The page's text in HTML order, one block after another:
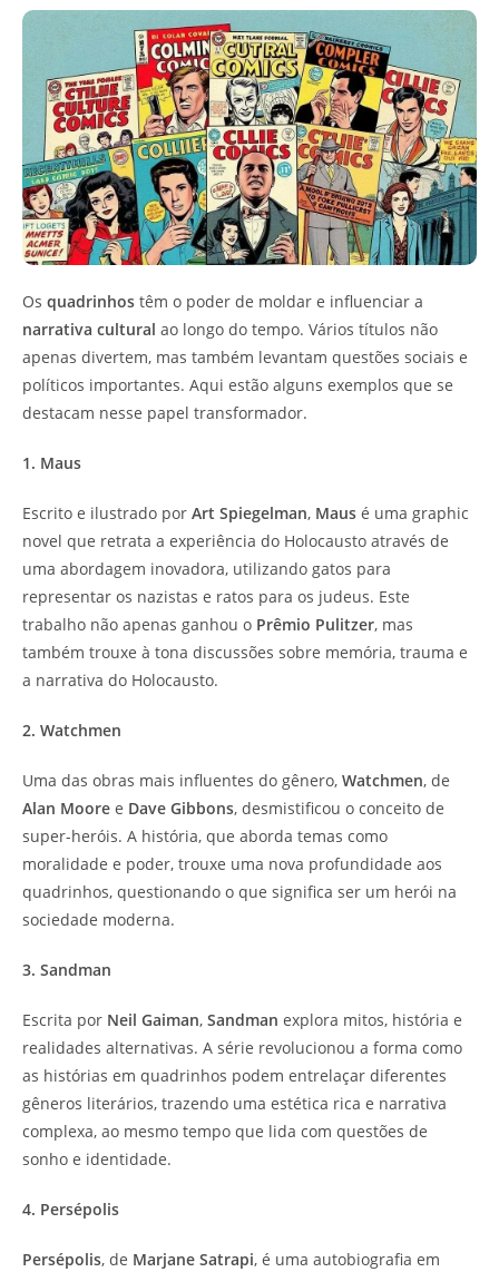
Os quadrinhos têm o poder de moldar e influenciar a
narrativa cultural ao longo do tempo. Vários títulos não
apenas divertem, mas também levantam questões sociais e
políticos importantes. Aqui estão alguns exemplos que se
destacam nesse papel transformador.
1. Maus
Escrito e ilustrado por Art Spiegelman, Maus é uma graphic
novel que retrata a experiência do Holocausto através de
uma abordagem inovadora, utilizando gatos para
representar os nazistas e ratos para os judeus. Este
trabalho não apenas ganhou o Prêmio Pulitzer, mas
também trouxe à tona discussões sobre memória, trauma e
a narrativa do Holocausto.
2. Watchmen
Uma das obras mais influentes do gênero, Watchmen, de
Alan Moore e Dave Gibbons, desmistificou o conceito de
super-heróis. A história, que aborda temas como
moralidade e poder, trouxe uma nova profundidade aos
quadrinhos, questionando o que significa ser um herói na
sociedade moderna.
3. Sandman
Escrita por Neil Gaiman, Sandman explora mitos, história e
realidades alternativas. A série revolucionou a forma como
as histórias em quadrinhos podem entrelaçar diferentes
gêneros literários, trazendo uma estética rica e narrativa
complexa, ao mesmo tempo que lida com questões de
sonho e identidade.
4. Persépolis
Persépolis, de Marjane Satrapi, é uma autobiografia em